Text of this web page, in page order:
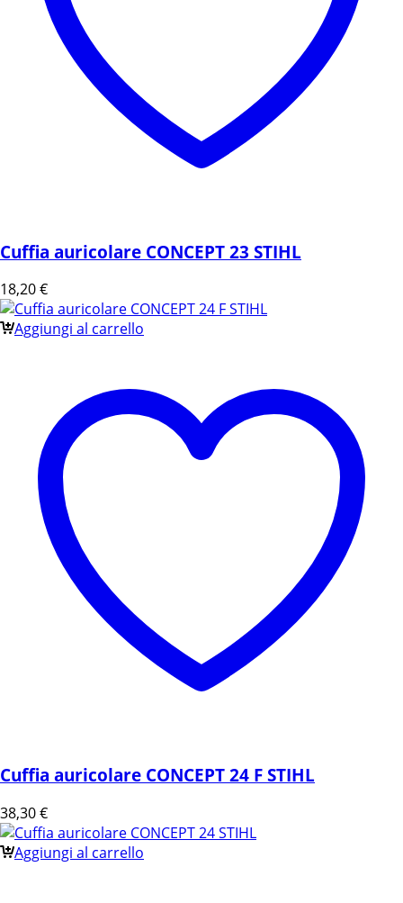
Cuffia auricolare CONCEPT 23 STIHL
18,20€
Aggiungi al carrello
Cuffia auricolare CONCEPT 24 F STIHL
38,30€
Aggiungi al carrello